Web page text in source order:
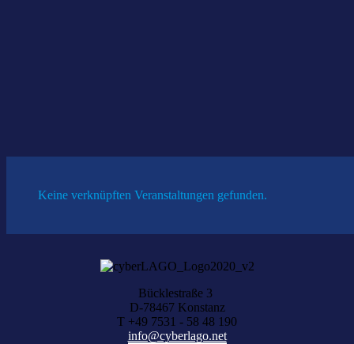
Keine verknüpften Veranstaltungen gefunden.
Bücklestraße 3
D-78467 Konstanz
T +49 7531 - 58 48 190
info@cyberlago.net